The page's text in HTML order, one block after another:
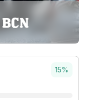
15%